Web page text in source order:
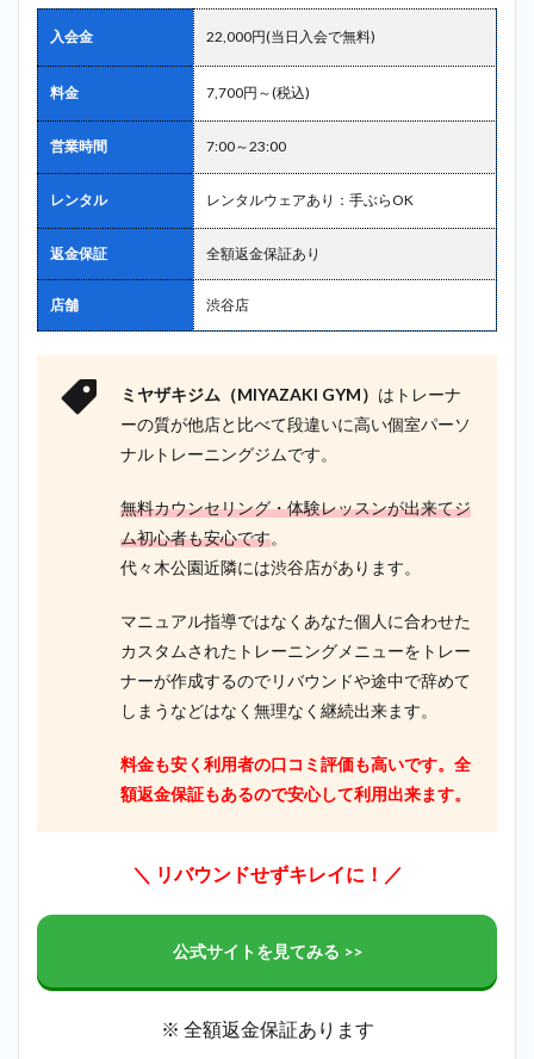
ーハーツ
（D-
ビーコンセ
プト（B
CONCEPT）
園
2.10
10
ス
園
代々木
公園で探す
（MIYAZAKI
GYM）が最
入会金 22,000円(当日入会で無料)
料金 7,700円～(税込)
営業時間 7:00～23:00
レンタル レンタルウェアあり：手ぶらOK
返金保証 全額返金保証あり
店舗 渋谷店
ミヤザキジム（MIYAZAKI GYM） はトレーナ
ーの質が他店と比べて段違いに高い個室パーソ
ナルトレーニングジムです。
無料カウンセリング・体験レッスンが出来てジ
ム初心者も安心です。
代々木公園近隣には渋谷店があります。
マニュアル指導ではなくあなた個人に合わせた
カスタムされたトレーニングメニューをトレー
ナーが作成するのでリバウンドや途中で辞めて
しまうなどはなく無理なく継続出来ます。
料金も安く利用者の口コミ評価も高いです。全
額返金保証もあるので安心して利用出来ます。
＼ リバウンドせずキレイに！／
公式サイトを見てみる >>
※ 全額返金保証あります